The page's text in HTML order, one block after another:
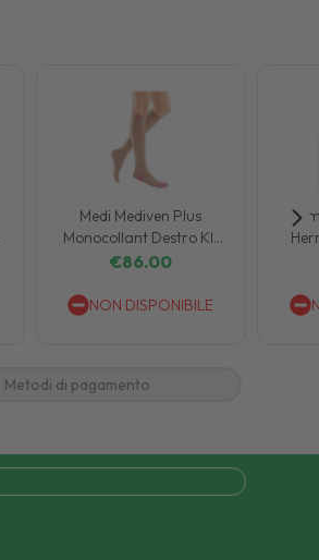
Medi Mediven Plus
Monocollant Destro Kl1
Lungo Misura 4
€86.00
NON DISPONIBILE
Metodi di pagamento